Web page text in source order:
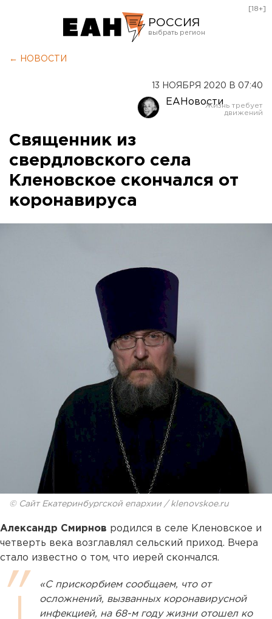
РОССИЯ
Оренбург
[18+]
← НОВОСТИ
13 НОЯБРЯ 2020 В 07:40
ЕАНовости
Священник из
свердловского села
Кленовское скончался от
коронавируса
© Сайт Екатеринбургской епархии / klenovskoe.ru
Александр Смирнов родился в селе Кленовское и
четверть века возглавлял сельский приход. Вчера
стало известно о том, что иерей скончался.
«С прискорбием сообщаем, что от
осложнений, вызванных коронавирусной
инфекцией, на 68-м году жизни отошел ко